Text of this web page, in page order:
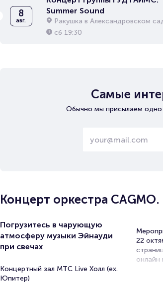
8
авг.
Summer Sound
Ракушка в Александровском
сб 19:30
Самые
Обычно мы присылаем одно
Концерт оркестра
Погрузитесь в чарующую
атмосферу музыки Эйнауди
при свечах
Концертный зал МТС Live Холл (ex.
Юпитер)
22
онлайн